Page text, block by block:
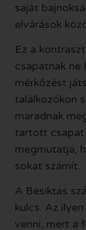
saját
elvárások
Ez a
csapatnak ne
mérkőzést
találkozókon
maradnak
tartott csapat
megmutatja,
sokat számít.
A Besiktas
kulcs. Az
venni, mert a